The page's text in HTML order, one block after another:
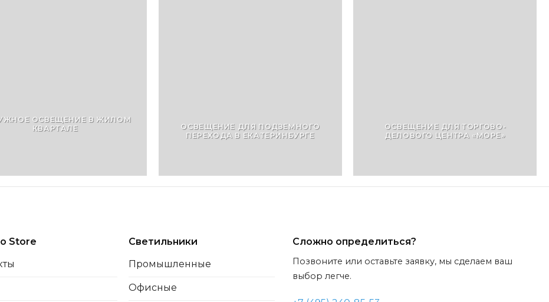
ОСВЕЩЕНИЕ В ЖИЛОМ
КВАРТАЛЕ
ОСВЕЩЕНИЕ ДЛЯ ПОДЗЕМНОГО
ПЕРЕХОДА В ЕКАТЕРИНБУРГЕ
ОСВЕЩЕНИЕ ДЛЯ ТОРГОВО-
ДЕЛОВОГО ЦЕНТРА «МОРЕ»
Store
Светильники
Промышленные
Офисные
Сложно определиться?
Позвоните или оставьте заявку, мы сделаем ваш
выбор легче.